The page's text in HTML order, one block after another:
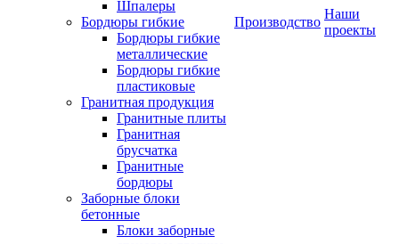
Шпалеры
Бордюры гибкие
Бордюры гибкие
металлические
Бордюры гибкие
пластиковые
Гранитная продукция
Гранитные плиты
Гранитная
брусчатка
Гранитные
бордюры
Заборные блоки
бетонные
Блоки заборные
Производство
Наши
проекты